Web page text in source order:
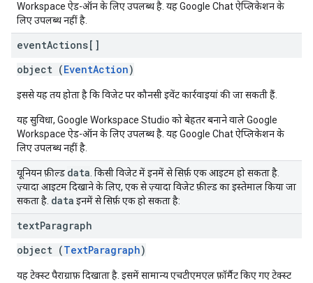
Workspace ऐड-ऑन के लिए उपलब्ध है. यह Google Chat ऐप्लिकेशन के
लिए उपलब्ध नहीं है.
eventActions[]
object (EventAction)
इससे यह तय होता है कि विजेट पर कौनसी इवेंट कार्रवाइयां की जा सकती हैं.
यह सुविधा, Google Workspace Studio को बेहतर बनाने वाले Google
Workspace ऐड-ऑन के लिए उपलब्ध है. यह Google Chat ऐप्लिकेशन के
लिए उपलब्ध नहीं है.
यूनियन फ़ील्ड data . किसी विजेट में इनमें से सिर्फ़ एक आइटम हो सकता है.
ज़्यादा आइटम दिखाने के लिए, एक से ज़्यादा विजेट फ़ील्ड का इस्तेमाल किया जा
सकता है. data इनमें से सिर्फ़ एक हो सकता है:
textParagraph
object (TextParagraph)
यह टेक्स्ट पैराग्राफ़ दिखाता है. इसमें सामान्य एचटीएमएल फ़ॉर्मैट किए गए टेक्स्ट